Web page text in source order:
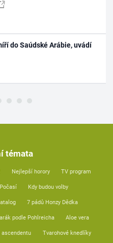
do Saúdské Arábie, uvádí
témata
Nejlepší horory TV program
Počasí Kdy budou volby
7 pádů Honzy Dědka
podle Pohlreicha Aloe vera
ascendentu Tvarohové knedlíky